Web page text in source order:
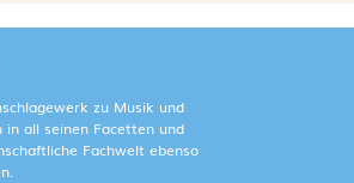
zu Musik und
all seinen Facetten und
Fachwelt ebenso